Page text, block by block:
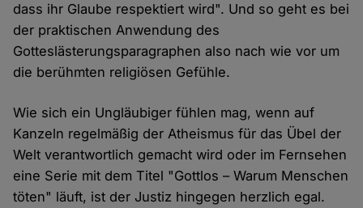
dass ihr Glaube respektiert wird". Und so geht es bei
der praktischen Anwendung des
Gotteslästerungsparagraphen also nach wie vor um
die berühmten religiösen Gefühle.
Wie sich ein Ungläubiger fühlen mag, wenn auf
Kanzeln regelmäßig der Atheismus für das Übel der
Welt verantwortlich gemacht wird oder im Fernsehen
eine Serie mit dem Titel "Gottlos – Warum Menschen
töten" läuft, ist der Justiz hingegen herzlich egal.